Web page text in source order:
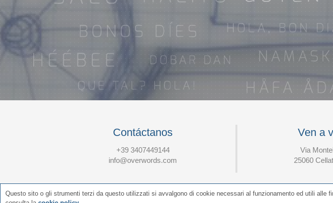
Contáctanos
+39 3407449144
info@overwords.com
Ven a
Via
25060
Questo sito o gli strumenti terzi da questo utilizzati si avvalgono di cookie necessari al funzionamento ed utili